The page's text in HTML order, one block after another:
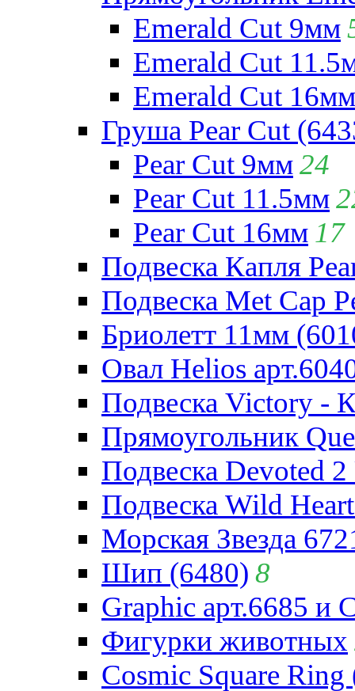
Emerald Cut 9мм
Emerald Cut
Emerald Cut 16мм
Груша Pear Cut
Pear Cut 9мм24
Pear Cut 11.5мм
Pear Cut 16мм 17
Подвеска Капля
Подвеска Met Cap
Бриолетт 11мм
Овал Helios
Подвеска Victory -
Прямоугольник
Подвеска Devoted
Подвеска Wild
Морская Звезда
Шип (6480) 8
Graphic арт.6685 и
Фигурки животных
Cosmic Square Ring